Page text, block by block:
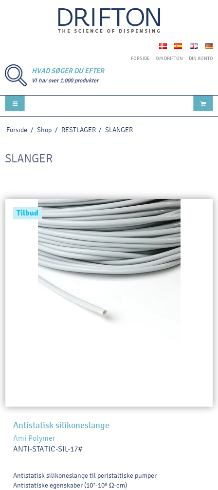
FORSIDE OM DRIFTON DIN KONTO
HVAD SØGER DU EFTER
VI har over 1.000 produkter
Forside / Shop / RESTLAGER / SLANGER
SLANGER
Tilbud
Antistatisk silikoneslange
Ami Polymer
ANTI-STATIC-SIL-17#
Antistatisk silikoneslange til peristaltiske pumper
Antistatiske egenskaber (10⁷-10⁹ Ω-cm)